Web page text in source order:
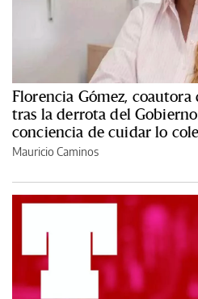
Florencia Gómez, coautora
tras la derrota del
conciencia de cuidar lo
Mauricio Caminos